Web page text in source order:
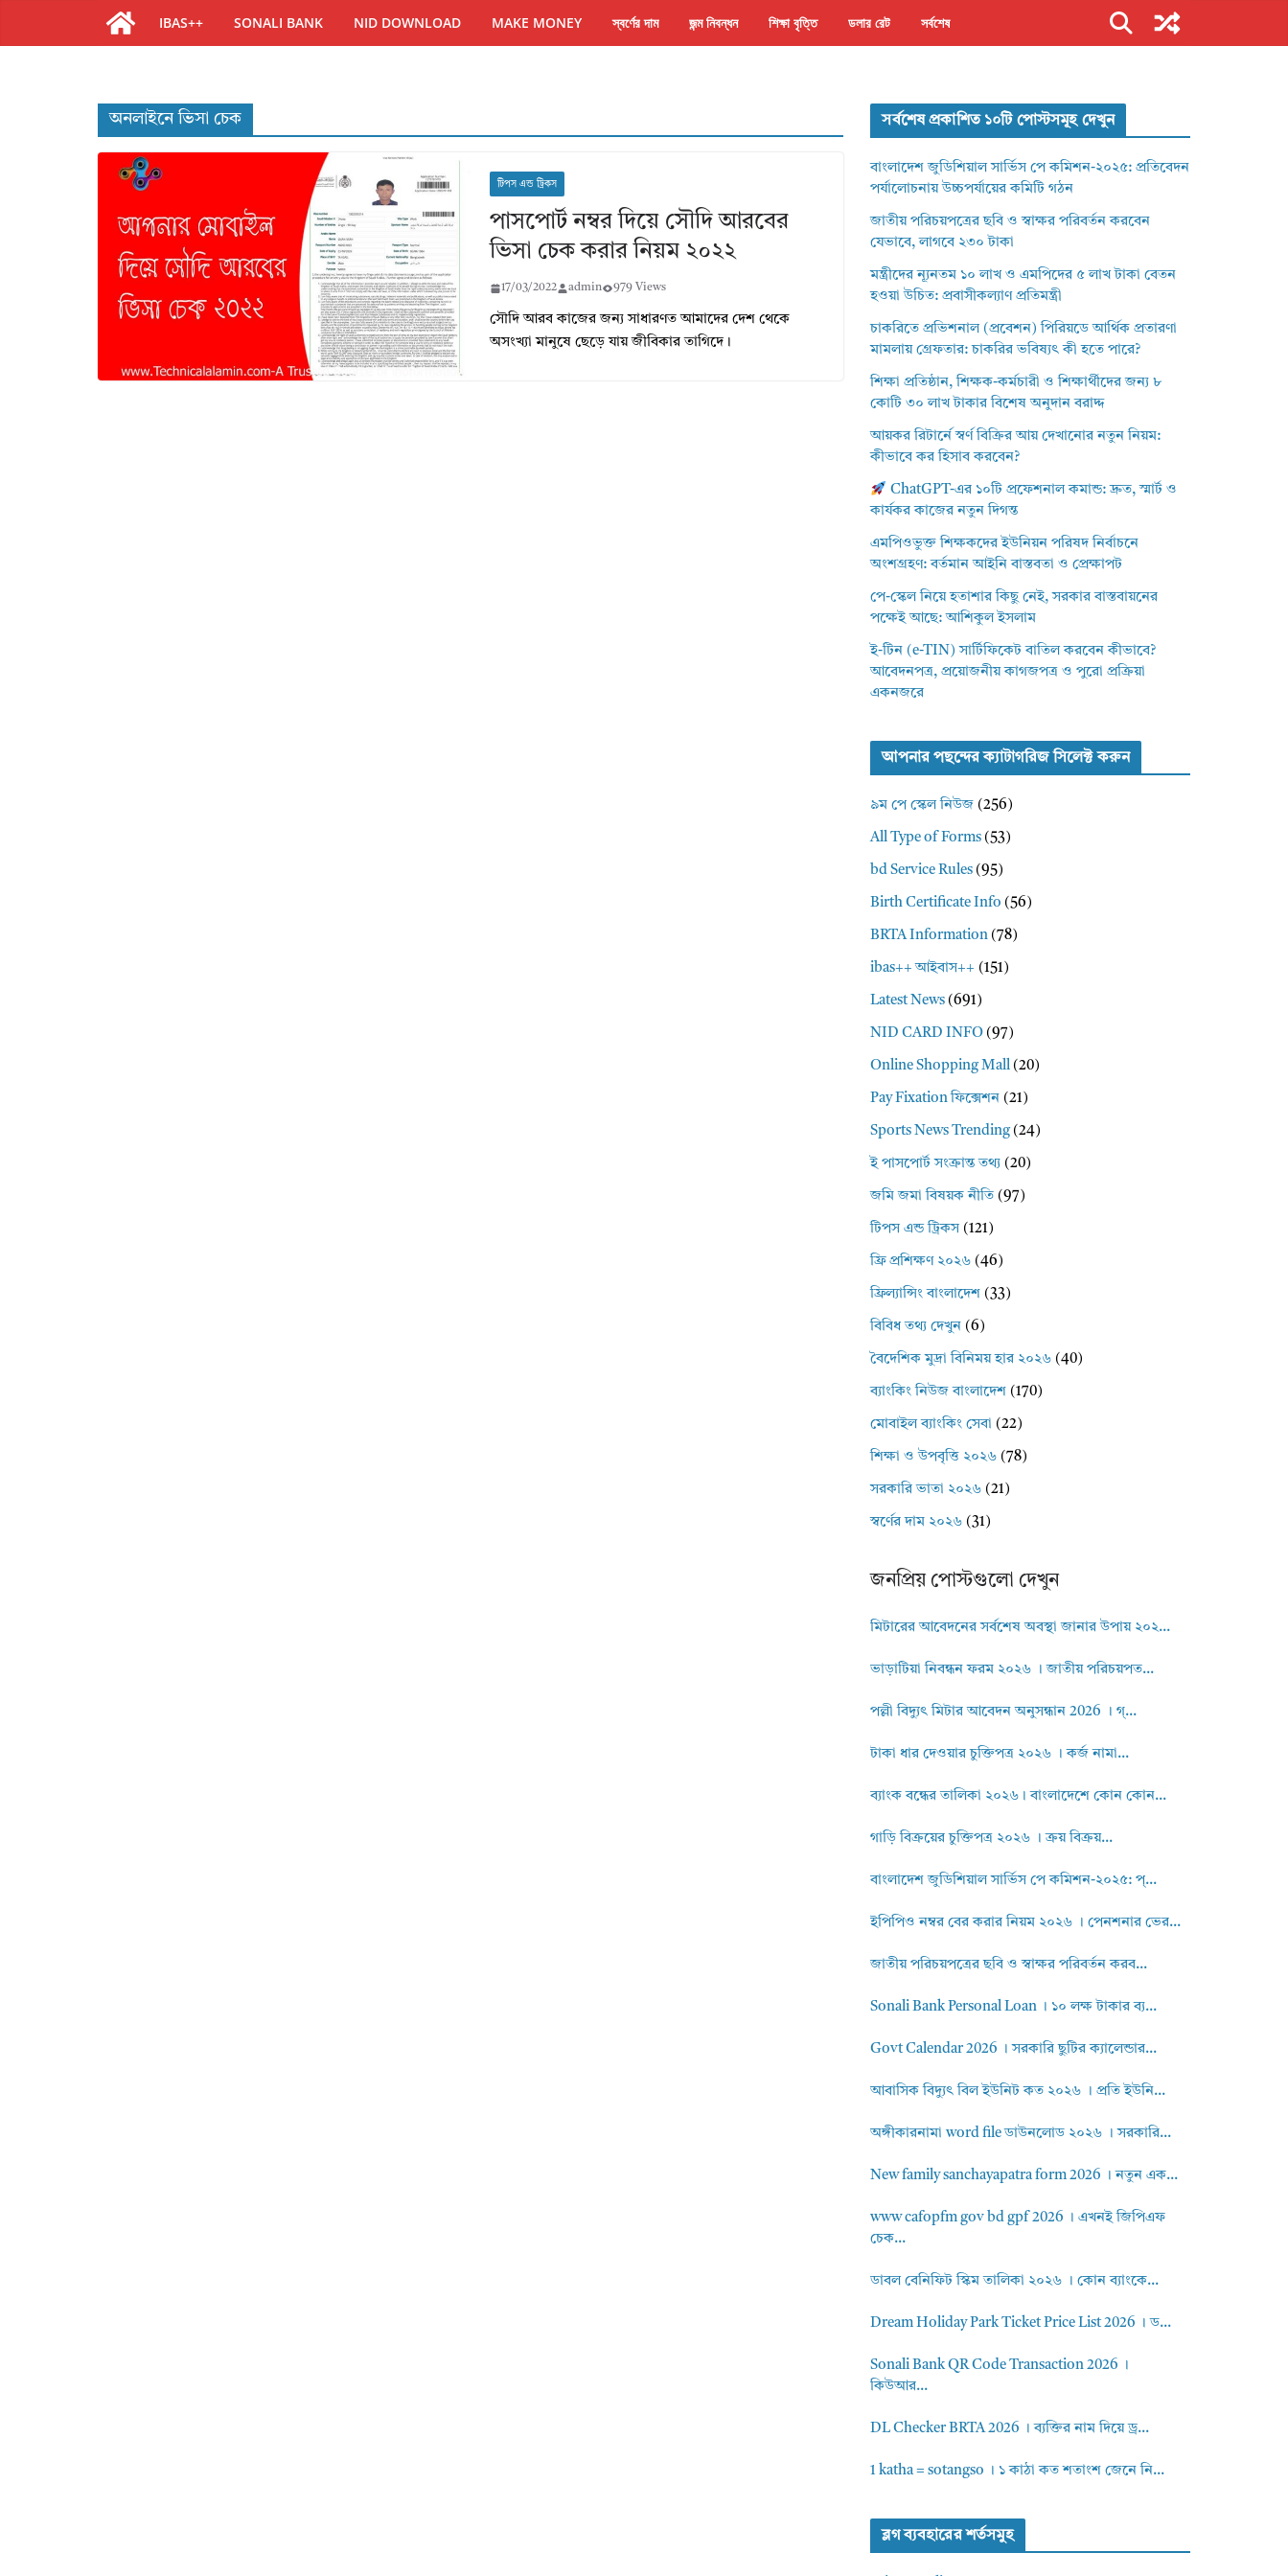
IBAS++ SONALI BANK NID DOWNLOAD MAKE MONEY স্বর্ণের দাম জন্ম নিবন্ধন শিক্ষা বৃত্তি ডলার রেট সর্বশেষ
অনলাইনে ভিসা চেক
টিপস এন্ড ট্রিকস
পাসপোর্ট নম্বর দিয়ে সৌদি আরবের
ভিসা চেক করার নিয়ম ২০২২
17/03/2022 admin 979 Views
সৌদি আরব কাজের জন্য সাধারণত আমাদের দেশ থেকে
অসংখ্যা মানুষে ছেড়ে যায় জীবিকার তাগিদে।
সর্বশেষ প্রকাশিত ১০টি পোস্টসমূহ দেখুন
বাংলাদেশ জুডিশিয়াল সার্ভিস পে কমিশন-২০২৫: প্রতিবেদন
পর্যালোচনায় উচ্চপর্যায়ের কমিটি গঠন
জাতীয় পরিচয়পত্রের ছবি ও স্বাক্ষর পরিবর্তন করবেন
যেভাবে, লাগবে ২৩০ টাকা
মন্ত্রীদের ন্যূনতম ১০ লাখ ও এমপিদের ৫ লাখ টাকা বেতন
হওয়া উচিত: প্রবাসীকল্যাণ প্রতিমন্ত্রী
চাকরিতে প্রভিশনাল (প্রবেশন) পিরিয়ডে আর্থিক প্রতারণা
মামলায় গ্রেফতার: চাকরির ভবিষ্যৎ কী হতে পারে?
শিক্ষা প্রতিষ্ঠান, শিক্ষক-কর্মচারী ও শিক্ষার্থীদের জন্য ৮
কোটি ৩০ লাখ টাকার বিশেষ অনুদান বরাদ্দ
আয়কর রিটার্নে স্বর্ণ বিক্রির আয় দেখানোর নতুন নিয়ম:
কীভাবে কর হিসাব করবেন?
ChatGPT-এর ১০টি প্রফেশনাল কমান্ড: দ্রুত, স্মার্ট ও
কার্যকর কাজের নতুন দিগন্ত
এমপিওভুক্ত শিক্ষকদের ইউনিয়ন পরিষদ নির্বাচনে
অংশগ্রহণ: বর্তমান আইনি বাস্তবতা ও প্রেক্ষাপট
পে-স্কেল নিয়ে হতাশার কিছু নেই, সরকার বাস্তবায়নের
পক্ষেই আছে: আশিকুল ইসলাম
ই-টিন (e-TIN) সার্টিফিকেট বাতিল করবেন কীভাবে?
আবেদনপত্র, প্রয়োজনীয় কাগজপত্র ও পুরো প্রক্রিয়া
একনজরে
আপনার পছন্দের ক্যাটাগরিজ সিলেক্ট করুন
৯ম পে স্কেল নিউজ (256)
All Type of Forms (53)
bd Service Rules (95)
Birth Certificate Info (56)
BRTA Information (78)
ibas++ আইবাস++ (151)
Latest News (691)
NID CARD INFO (97)
Online Shopping Mall (20)
Pay Fixation ফিক্সেশন (21)
Sports News Trending(24)
ই পাসপোর্ট সংক্রান্ত তথ্য (20)
জমি জমা বিষয়ক নীতি (97)
টিপস এন্ড ট্রিকস (121)
ফ্রি প্রশিক্ষণ ২০২৬ (46)
ফ্রিল্যান্সিং বাংলাদেশ (33)
বিবিধ তথ্য দেখুন (6)
বৈদেশিক মুদ্রা বিনিময় হার ২০২৬ (40)
ব্যাংকিং নিউজ বাংলাদেশ (170)
মোবাইল ব্যাংকিং সেবা (22)
শিক্ষা ও উপবৃত্তি ২০২৬ (78)
সরকারি ভাতা ২০২৬ (21)
স্বর্ণের দাম ২০২৬ (31)
জনপ্রিয় পোস্টগুলো দেখুন
মিটারের আবেদনের সর্বশেষ অবস্থা জানার উপায় ২০২...
ভাড়াটিয়া নিবন্ধন ফরম ২০২৬ । জাতীয় পরিচয়পত...
পল্লী বিদ্যুৎ মিটার আবেদন অনুসন্ধান 2026 । গ্...
টাকা ধার দেওয়ার চুক্তিপত্র ২০২৬ । কর্জ নামা...
ব্যাংক বন্ধের তালিকা ২০২৬। বাংলাদেশে কোন কোন...
গাড়ি বিক্রয়ের চুক্তিপত্র ২০২৬ । ক্রয় বিক্রয়...
বাংলাদেশ জুডিশিয়াল সার্ভিস পে কমিশন-২০২৫: প্...
ইপিপিও নম্বর বের করার নিয়ম ২০২৬ । পেনশনার ভের...
জাতীয় পরিচয়পত্রের ছবি ও স্বাক্ষর পরিবর্তন করব...
Sonali Bank Personal Loan । ১০ লক্ষ টাকার ব্য...
Govt Calendar 2026 । সরকারি ছুটির ক্যালেন্ডার...
আবাসিক বিদ্যুৎ বিল ইউনিট কত ২০২৬ । প্রতি ইউনি...
অঙ্গীকারনামা word file ডাউনলোড ২০২৬ । সরকারি...
New family sanchayapatra form 2026 । নতুন এক...
www cafopfm gov bd gpf 2026 । এখনই জিপিএফ
চেক...
ডাবল বেনিফিট স্কিম তালিকা ২০২৬ । কোন ব্যাংকে...
Dream Holiday Park Ticket Price List 2026 । ড...
Sonali Bank QR Code Transaction 2026 ।
কিউআর...
DL Checker BRTA 2026 । ব্যক্তির নাম দিয়ে ড্র...
1 katha = sotangso । ১ কাঠা কত শতাংশ জেনে নি...
ব্লগ ব্যবহারের শর্তসমুহ